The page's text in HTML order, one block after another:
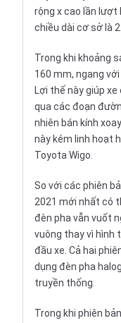
rộng x cao lần lượt
chiều dài cơ sở là
Trong khi khoảng
160 mm, ngang
Lợi thế này giúp
qua các đoạn
nhiên bán kính
này kém linh hoạt
Toyota Wigo
So với các phiên
2021 mới nhất có
đèn pha vẫn vuốt
vuông thay vì hình
đầu xe. Cả hai
dụng đèn pha
truyền thống.
Trong khi phiên